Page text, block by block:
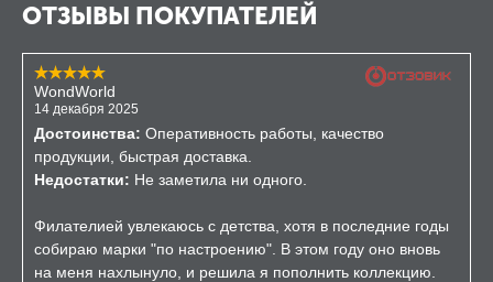
ОТЗЫВЫ ПОКУПАТЕЛЕЙ
WondWorld
14 декабря 2025
Достоинства: Оперативность работы, качество
продукции, быстрая доставка.
Недостатки: Не заметила ни одного.
Филателией увлекаюсь с детства, хотя в последние годы
собираю марки "по настроению". В этом году оно вновь
на меня нахлынуло, и решила я пополнить коллекцию.